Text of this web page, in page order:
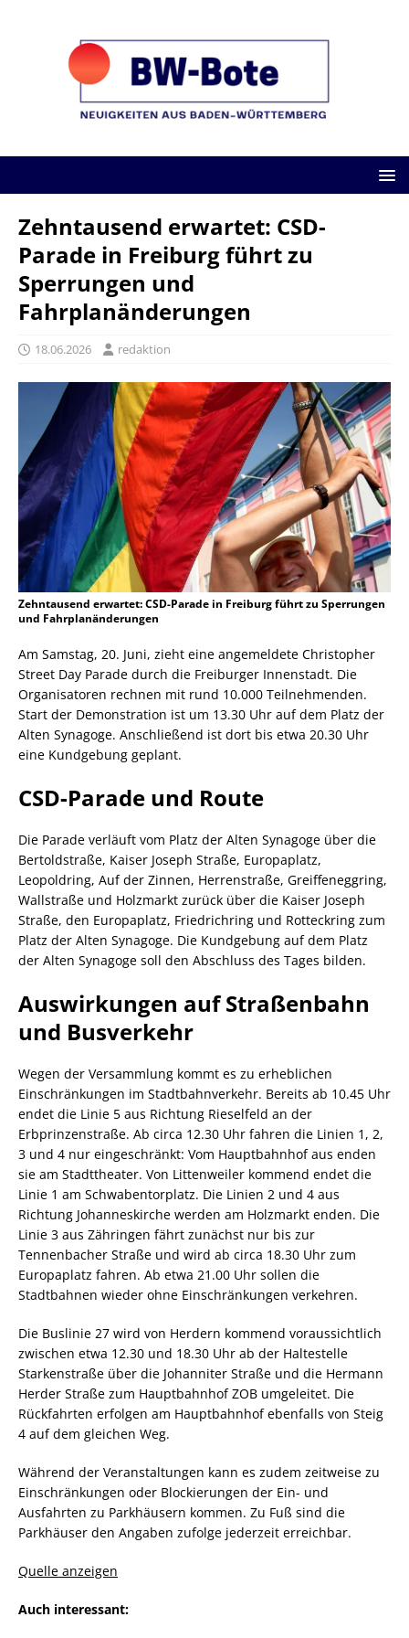
Zehntausend erwartet: CSD-
Parade in Freiburg führt zu
Sperrungen und
Fahrplanänderungen
18.06.2026 redaktion
Zehntausend erwartet: CSD-Parade in Freiburg führt zu Sperrungen
und Fahrplanänderungen
Am Samstag, 20. Juni, zieht eine angemeldete Christopher
Street Day Parade durch die Freiburger Innenstadt. Die
Organisatoren rechnen mit rund 10.000 Teilnehmenden.
Start der Demonstration ist um 13.30 Uhr auf dem Platz der
Alten Synagoge. Anschließend ist dort bis etwa 20.30 Uhr
eine Kundgebung geplant.
CSD-Parade und Route
Die Parade verläuft vom Platz der Alten Synagoge über die
Bertoldstraße, Kaiser Joseph Straße, Europaplatz,
Leopoldring, Auf der Zinnen, Herrenstraße, Greiffeneggring,
Wallstraße und Holzmarkt zurück über die Kaiser Joseph
Straße, den Europaplatz, Friedrichring und Rotteckring zum
Platz der Alten Synagoge. Die Kundgebung auf dem Platz
der Alten Synagoge soll den Abschluss des Tages bilden.
Auswirkungen auf Straßenbahn
und Busverkehr
Wegen der Versammlung kommt es zu erheblichen
Einschränkungen im Stadtbahnverkehr. Bereits ab 10.45 Uhr
endet die Linie 5 aus Richtung Rieselfeld an der
Erbprinzenstraße. Ab circa 12.30 Uhr fahren die Linien 1, 2,
3 und 4 nur eingeschränkt: Vom Hauptbahnhof aus enden
sie am Stadttheater. Von Littenweiler kommend endet die
Linie 1 am Schwabentorplatz. Die Linien 2 und 4 aus
Richtung Johanneskirche werden am Holzmarkt enden. Die
Linie 3 aus Zähringen fährt zunächst nur bis zur
Tennenbacher Straße und wird ab circa 18.30 Uhr zum
Europaplatz fahren. Ab etwa 21.00 Uhr sollen die
Stadtbahnen wieder ohne Einschränkungen verkehren.
Die Buslinie 27 wird von Herdern kommend voraussichtlich
zwischen etwa 12.30 und 18.30 Uhr ab der Haltestelle
Starkenstraße über die Johanniter Straße und die Hermann
Herder Straße zum Hauptbahnhof ZOB umgeleitet. Die
Rückfahrten erfolgen am Hauptbahnhof ebenfalls von Steig
4 auf dem gleichen Weg.
Während der Veranstaltungen kann es zudem zeitweise zu
Einschränkungen oder Blockierungen der Ein- und
Ausfahrten zu Parkhäusern kommen. Zu Fuß sind die
Parkhäuser den Angaben zufolge jederzeit erreichbar.
Quelle anzeigen
Auch interessant: